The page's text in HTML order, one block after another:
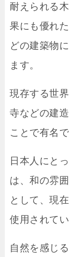
耐えられる
果にも優れ
どの建築物
ます。
現存する世
寺などの建
ことで有名で
日本人にと
は、和の雰
として、現
使用されて
自然を感じ